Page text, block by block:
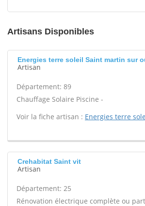
Artisans Disponibles
Energies terre soleil Saint martin sur
Artisan
Département: 89
Chauffage Solaire Piscine -
Voir la fiche artisan : Energies terre
Crehabitat Saint vit
Artisan
Département: 25
Rénovation électrique complète ou